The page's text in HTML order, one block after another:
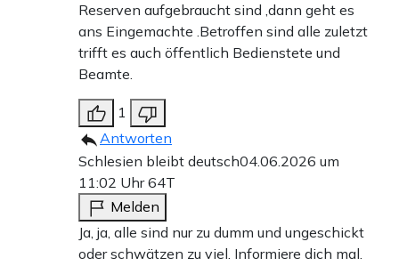
Reserven aufgebraucht sind ,dann geht es
ans Eingemachte .Betroffen sind alle zuletzt
trifft es auch öffentlich Bedienstete und
Beamte.
1
Antworten
Schlesien bleibt deutsch04.06.2026 um
11:02 Uhr64T
Melden
Ja, ja, alle sind nur zu dumm und ungeschickt
oder schwätzen zu viel. Informiere dich mal.